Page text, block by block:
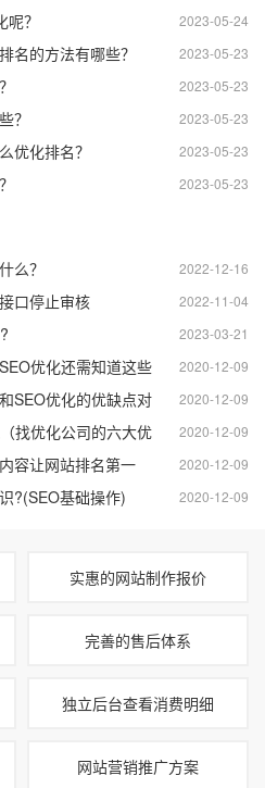
2023-05-24
？
2023-05-23
名的方法有哪些？
2023-05-23
2023-05-23
？
2023-05-23
优化排名？
2023-05-23
2022-12-16
么？
2022-11-04
口停止审核
2023-03-21
2020-12-09
优化还需知道这些
2020-12-09
SEO优化的优缺点对
2020-12-09
找优化公司的六大优
2020-12-09
容让网站排名第一
2020-12-09
?(SEO基础操作)
实惠的网站制作报价
完善的售后体系
独立后台查看消费明细
网站营销推广方案